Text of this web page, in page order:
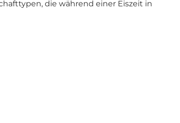
die während einer Eiszeit in